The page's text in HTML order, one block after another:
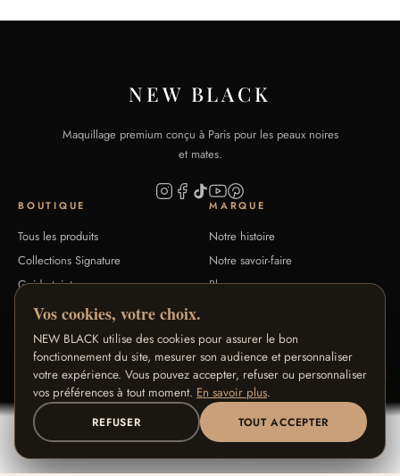
✦ RECEVOIR MON CODE -15%
NEW BLACK
Maquillage premium conçu à Paris pour les peaux noires
et mates.
BOUTIQUE
Tous les produits
Collections Signature
Guide teintes
FAQ
MARQUE
Notre histoire
Notre savoir-faire
Blog
AIDE
Retours & remboursement
CGV
Confidentialité
Mentions légales
NOS PROGRAMMES
Programme Fidélité
Programme Ambassadeurs
Programme Affiliés
Pro / B2B
Vos cookies, votre choix.
NEW BLACK utilise des cookies pour assurer le bon
fonctionnement du site, mesurer son audience et personnaliser
votre expérience. Vous pouvez accepter, refuser ou personnaliser
vos préférences à tout moment. En savoir plus.
REFUSER TOUT ACCEPTER